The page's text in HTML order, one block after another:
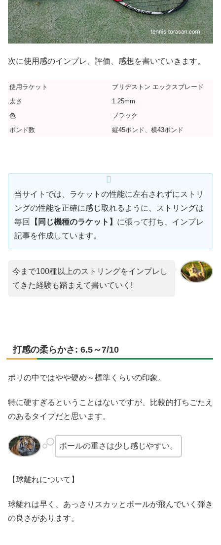
次に使用感のインプレ、評価、感想を書いていきます。
使用ラケット
ブリヂストン エックスブレード
太さ
1.25mm
色
ブラック
ポンド数
縦45ポンド、横43ポンド
当サイトでは、ラケットの性能に左右されずにストリ
ングの性能を正確に感じ取れるように、ストリングは
毎回
【同じ機種のラケット】 に張って打ち、インプレ
記事を作成しています。
今まで100種以上のストリングをインプレし
てきた経験も踏まえて書いていく!
打感の柔らかさ: 6.5～7/10
ポリの中ではやや硬め～標準くらいの印象。
特に硬すぎるということはないですが、比較的打ちごたえ
のあるタイプだと思います。
ボールの重さは少し感じやすい。
【球離れについて】
球離れは早く、あっさりスカッとボールが飛んでいく弾き
の良さがあります。